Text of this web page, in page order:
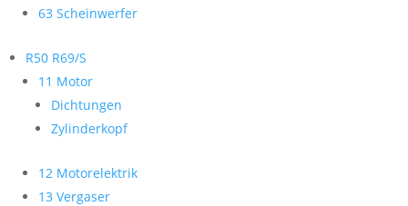
63 Scheinwerfer
R50 R69/S
11 Motor
Dichtungen
Zylinderkopf
12 Motorelektrik
13 Vergaser